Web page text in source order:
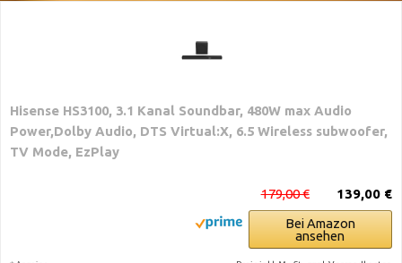
Hisense HS3100, 3.1 Kanal Soundbar, 480W max Audio
Power,Dolby Audio, DTS Virtual:X, 6.5 Wireless subwoofer,
TV Mode, EzPlay
139,00 €
179,00 €
Bei Amazon
ansehen